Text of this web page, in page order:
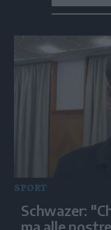
SPORT
Schwazer:
ma alle